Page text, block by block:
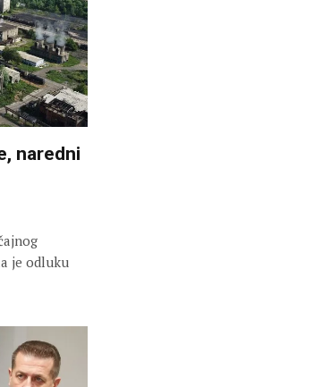
naredni
je odluku